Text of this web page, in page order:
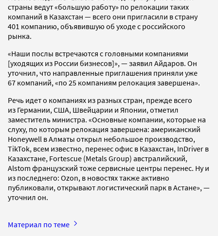
страны ведут «большую работу» по релокации таких
компаний в Казахстан — всего они пригласили в страну
401 компанию, объявившую об уходе с российского
рынка.
«Наши послы встречаются с головными компаниями
[уходящих из России бизнесов]», — заявил Айдаров. Он
уточнил, что направленные приглашения приняли уже
67 компаний, «по 25 компаниям релокация завершена».
Речь идет о компаниях из разных стран, прежде всего
из Германии, США, Швейцарии и Японии, отметил
заместитель министра. «Основные компании, которые на
слуху, по которым релокация завершена: американский
Honeywell в Алматы открыл небольшое производство,
TikTok, всем известно, перенес офис в Казахстан, InDriver в
Казахстане, Fortescue (Metals Group) австралийский,
Alstom французский тоже сервисные центры перенес. Ну и
из последнего: Ozon, в новостях также активно
публиковали, открывают логистический парк в Астане», —
уточнил он.
Материал по теме